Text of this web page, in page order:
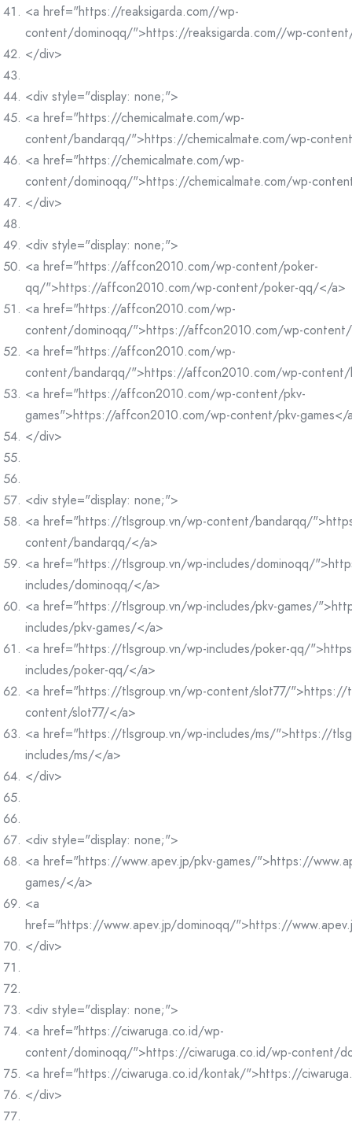
<a href="https://reaksigarda.com//wp-
content/dominoqq/">https://reaksigarda.com//wp-
</div>
<div style="display: none;">
<a href="https://chemicalmate.com/wp-
content/bandarqq/">https://chemicalmate.com/wp-
<a href="https://chemicalmate.com/wp-
content/dominoqq/">https://chemicalmate.com/wp-
</div>
<div style="display: none;">
<a href="https://affcon2010.com/wp-content/poker-
qq/">https://affcon2010.com/wp-content/poker-qq/</a>
<a href="https://affcon2010.com/wp-
content/dominoqq/">https://affcon2010.com/wp-
<a href="https://affcon2010.com/wp-
content/bandarqq/">https://affcon2010.com/wp-
<a href="https://affcon2010.com/wp-content/pkv-
games">https://affcon2010.com/wp-content/pkv-games</
</div>
<div style="display: none;">
<a href="https://tlsgroup.vn/wp-content/bandarqq/
content/bandarqq/</a>
<a href="https://tlsgroup.vn/wp-includes/dominoqq/
includes/dominoqq/</a>
<a href="https://tlsgroup.vn/wp-includes/pkv-games/
includes/pkv-games/</a>
<a href="https://tlsgroup.vn/wp-includes/poker-qq/
includes/poker-qq/</a>
<a href="https://tlsgroup.vn/wp-content/slot77/">https://
content/slot77/</a>
<a href="https://tlsgroup.vn/wp-includes/ms/">https://
includes/ms/</a>
</div>
<div style="display: none;">
<a href="https://www.apev.jp/pkv-games/">https://
games/</a>
<a
href="https://www.apev.jp/dominoqq/">https://
</div>
<div style="display: none;">
<a href="https://ciwaruga.co.id/wp-
content/dominoqq/">https://ciwaruga.co.id/wp-content/
<a href="https://ciwaruga.co.id/kontak/">https://
</div>